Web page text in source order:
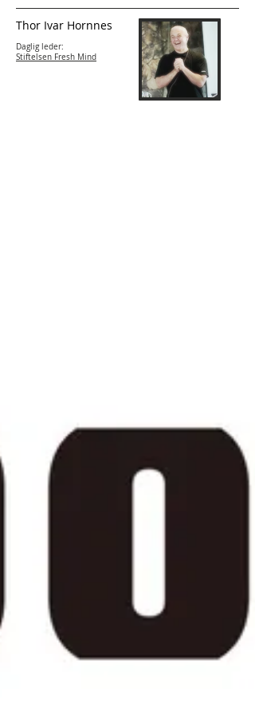
Thor Ivar Hornnes
Daglig leder:
Stiftelsen Fresh Mind